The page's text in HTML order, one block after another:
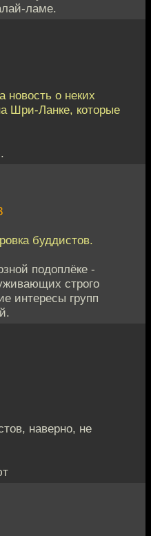
ламе.
новость о неких
Шри-Ланке, которые
буддистов.
подоплёке -
строго
интересы групп
наверно, не